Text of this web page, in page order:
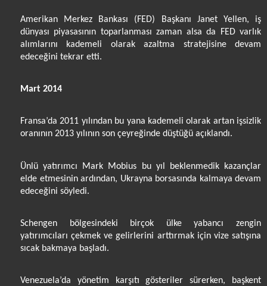
Amerikan Merkez Bankası (FED) Başkanı Janet Yellen, iş
dünyası piyasasının toparlanması zaman alsa da FED varlık
alımlarını kademeli olarak azaltma stratejisine devam
edeceğini tekrar etti.
Mart 2014
Fransa’da 2011 yılından bu yana kademeli olarak artan işsizlik
oranının 2013 yılının son çeyreğinde düştüğü açıklandı.
Ünlü yatırımcı Mark Mobius bu yıl beklenmedik kazançlar
elde etmesinin ardından, Ukrayna borsasında kalmaya devam
edeceğini söyledi.
Schengen bölgesindeki birçok ülke yabancı zengin
yatırımcıları çekmek ve gelirlerini arttırmak için vize satışına
sıcak bakmaya başladı.
Venezuela’da yönetim karşıtı gösteriler sürerken, başkent